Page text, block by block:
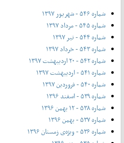
شماره ۵۴۶ - شهریور ۱۳۹۷
شماره ۵۴۵ - مرداد ۱۳۹۷
شماره ۵۴۴ - تیر ۱۳۹۷
شماره ۵۴۳ - خرداد ۱۳۹۷
شماره ۵۴۲ - ۲۰ اردیبهشت ۱۳۹۷
شماره ۵۴۱ - اردیبهشت ۱۳۹۷
شماره ۵۴۰ - فروردین ۱۳۹۷
شماره ۵۳۹ - اسفند ۱۳۹۶
شماره ۵۳۸ - ۱۲ بهمن ۱۳۹۶
شماره ۵۳۷ - بهمن ۱۳۹۶
شماره ۵۳۶ - ویژه‌ی زمستان ۱۳۹۶